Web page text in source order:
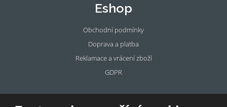
Eshop
Obchodní podmínky
Doprava a platba
Reklamace a vrácení zboží
GDPR